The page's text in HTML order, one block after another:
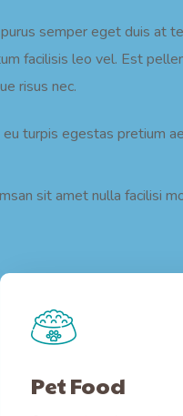
semper eget duis at
facilisis leo vel. Est
risus nec.
turpis egestas pretium
sit amet nulla facilisi
Pet Food